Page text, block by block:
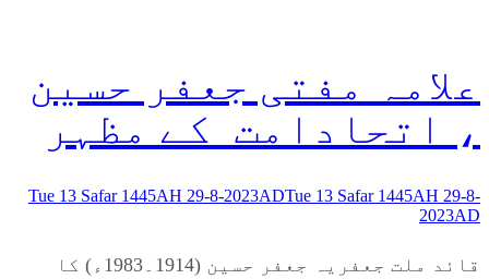
علامہ مفتی جعفر حسین
، اتحادامت کے مظہر
Tue 13 Safar 1445AH 29-8-2023ADTue 13 Safar 1445AH 29-8-
2023AD
قائد ملت جعفریہ جعفر حسین (1914۔1983ء) کا